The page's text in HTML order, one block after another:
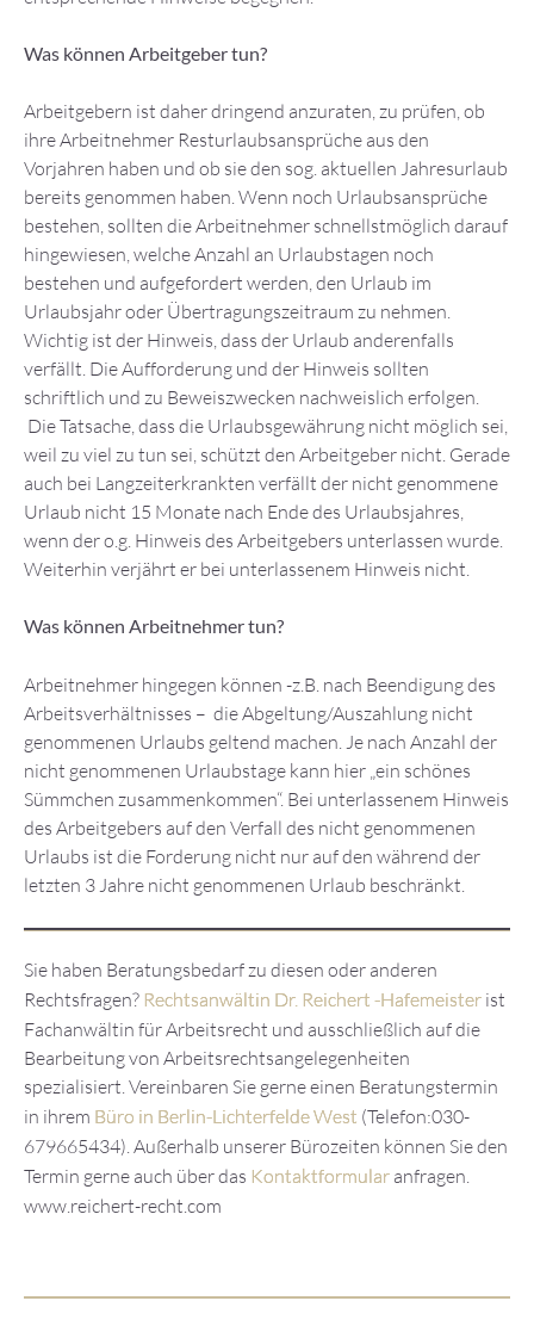
Was können Arbeitgeber tun?
Arbeitgebern ist daher dringend anzuraten, zu prüfen, ob
ihre Arbeitnehmer Resturlaubsansprüche aus den
Vorjahren haben und ob sie den sog. aktuellen Jahresurlaub
bereits genommen haben. Wenn noch Urlaubsansprüche
bestehen, sollten die Arbeitnehmer schnellstmöglich darauf
hingewiesen, welche Anzahl an Urlaubstagen noch
bestehen und aufgefordert werden, den Urlaub im
Urlaubsjahr oder Übertragungszeitraum zu nehmen.
Wichtig ist der Hinweis, dass der Urlaub anderenfalls
verfällt. Die Aufforderung und der Hinweis sollten
schriftlich und zu Beweiszwecken nachweislich erfolgen.
Die Tatsache, dass die Urlaubsgewährung nicht möglich sei,
weil zu viel zu tun sei, schützt den Arbeitgeber nicht. Gerade
auch bei Langzeiterkrankten verfällt der nicht genommene
Urlaub nicht 15 Monate nach Ende des Urlaubsjahres,
wenn der o.g. Hinweis des Arbeitgebers unterlassen wurde.
Weiterhin verjährt er bei unterlassenem Hinweis nicht.
Was können Arbeitnehmer tun?
Arbeitnehmer hingegen können -z.B. nach Beendigung des
Arbeitsverhältnisses – die Abgeltung/Auszahlung nicht
genommenen Urlaubs geltend machen. Je nach Anzahl der
nicht genommenen Urlaubstage kann hier „ein schönes
Sümmchen zusammenkommen“. Bei unterlassenem Hinweis
des Arbeitgebers auf den Verfall des nicht genommenen
Urlaubs ist die Forderung nicht nur auf den während der
letzten 3 Jahre nicht genommenen Urlaub beschränkt.
Sie haben Beratungsbedarf zu diesen oder anderen
Rechtsfragen? Rechtsanwältin Dr. Reichert -Hafemeister ist
Fachanwältin für Arbeitsrecht und ausschließlich auf die
Bearbeitung von Arbeitsrechtsangelegenheiten
spezialisiert. Vereinbaren Sie gerne einen Beratungstermin
in ihrem Büro in Berlin-Lichterfelde West (Telefon:030-
679665434). Außerhalb unserer Bürozeiten können Sie den
Termin gerne auch über das Kontaktformular anfragen.
www.reichert-recht.com